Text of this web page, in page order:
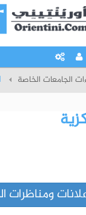
الجامعات الخاصة
ومناظرات